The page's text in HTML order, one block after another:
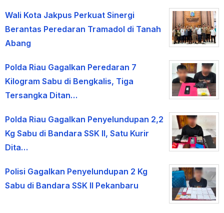
Wali Kota Jakpus Perkuat Sinergi
Berantas Peredaran Tramadol di Tanah
Abang
Polda Riau Gagalkan Peredaran 7
Kilogram Sabu di Bengkalis, Tiga
Tersangka Ditan…
Polda Riau Gagalkan Penyelundupan 2,2
Kg Sabu di Bandara SSK II, Satu Kurir
Dita…
Polisi Gagalkan Penyelundupan 2 Kg
Sabu di Bandara SSK II Pekanbaru